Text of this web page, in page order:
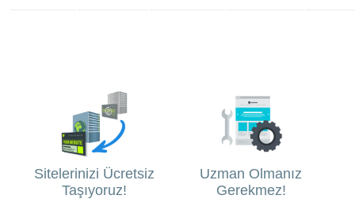
Sitelerinizi Ücretsiz
Taşıyoruz!
Uzman Olmanız
Gerekmez!